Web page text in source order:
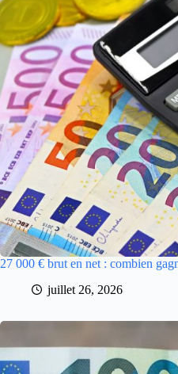
27 000 € brut en net : combien
juillet 26, 2026